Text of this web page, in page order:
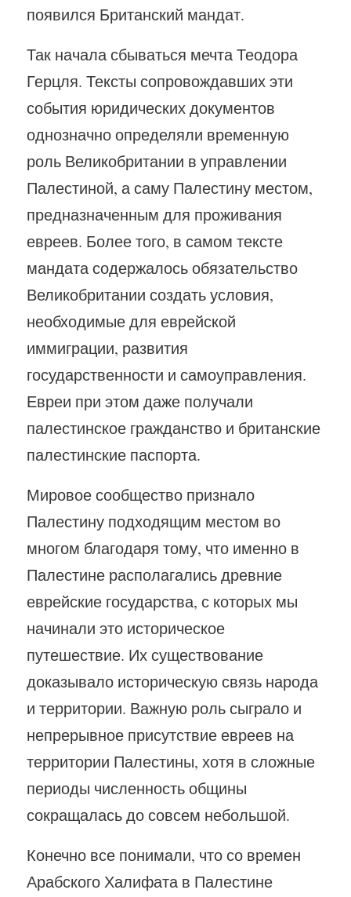
появился Британский мандат.
Так начала сбываться мечта Теодора
Герцля. Тексты сопровождавших эти
события юридических документов
однозначно определяли временную
роль Великобритании в управлении
Палестиной, а саму Палестину местом,
предназначенным для проживания
евреев. Более того, в самом тексте
мандата содержалось обязательство
Великобритании создать условия,
необходимые для еврейской
иммиграции, развития
государственности и самоуправления.
Евреи при этом даже получали
палестинское гражданство и британские
палестинские паспорта.
Мировое сообщество признало
Палестину подходящим местом во
многом благодаря тому, что именно в
Палестине располагались древние
еврейские государства, с которых мы
начинали это историческое
путешествие. Их существование
доказывало историческую связь народа
и территории. Важную роль сыграло и
непрерывное присутствие евреев на
территории Палестины, хотя в сложные
периоды численность общины
сокращалась до совсем небольшой.
Конечно все понимали, что со времен
Арабского Халифата в Палестине